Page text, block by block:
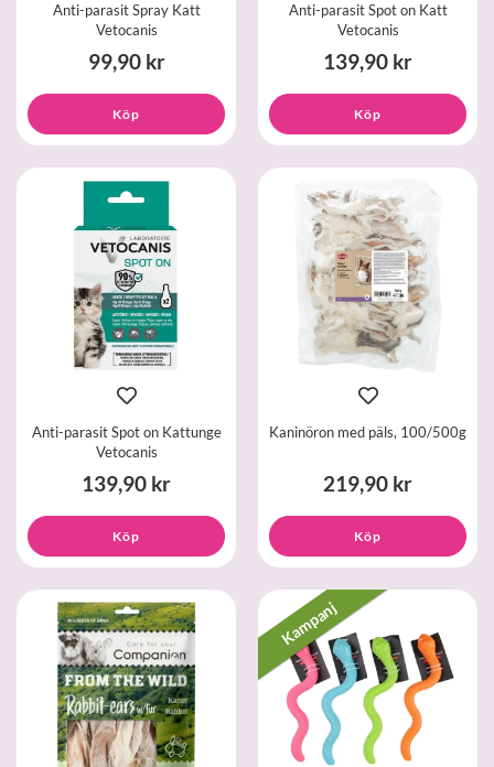
Anti-parasit Spray Katt
Vetocanis
99,90 kr
Köp
Anti-parasit Spot on Katt
Vetocanis
139,90 kr
Köp
Anti-parasit Spot on Kattunge
Vetocanis
139,90 kr
Köp
Kaninöron med päls, 100/500g
219,90 kr
Köp
Kampanj